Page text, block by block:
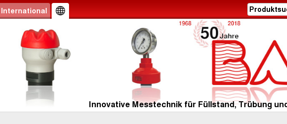
International
Innovative Messtechnik für Füllstand, Trübung